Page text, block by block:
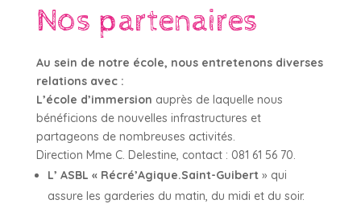
Nos partenaires
Au sein de notre école, nous entretenons diverses
relations avec :
L’école d’immersion auprès de laquelle nous
bénéficions de nouvelles infrastructures et
partageons de nombreuses activités.
Direction Mme C. Delestine, contact : 081 61 56 70.
L’ ASBL « Récré’Agique.Saint-Guibert» qui
assure les garderies du matin, du midi et du soir.